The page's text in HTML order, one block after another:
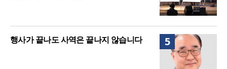
5
행사가 끝나도 사역은 끝나지 않습니다